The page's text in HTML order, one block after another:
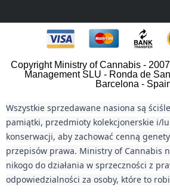
Copyright Ministry of Cannabis -
Management SLU - Ronda de
Barcelona -
Wszystkie sprzedawane nasiona są
pamiątki, przedmioty kolekcjonerskie i/
konserwacji, aby zachować cenną
przepisów prawa. Ministry of Cannabis
nikogo do działania w sprzeczności z
odpowiedzialności za osoby, które to